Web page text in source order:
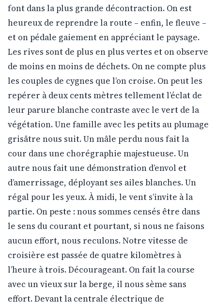
font dans la plus grande décontraction. On est
heureux de reprendre la route – enfin, le fleuve –
et on pédale gaiement en appréciant le paysage.
Les rives sont de plus en plus vertes et on observe
de moins en moins de déchets. On ne compte plus
les couples de cygnes que l’on croise. On peut les
repérer à deux cents mètres tellement l’éclat de
leur parure blanche contraste avec le vert de la
végétation. Une famille avec les petits au plumage
grisâtre nous suit. Un mâle perdu nous fait la
cour dans une chorégraphie majestueuse. Un
autre nous fait une démonstration d’envol et
d’amerrissage, déployant ses ailes blanches. Un
régal pour les yeux. À midi, le vent s’invite à la
partie. On peste : nous sommes censés être dans
le sens du courant et pourtant, si nous ne faisons
aucun effort, nous reculons. Notre vitesse de
croisière est passée de quatre kilomètres à
l’heure à trois. Décourageant. On fait la course
avec un vieux sur la berge, il nous sème sans
effort. Devant la centrale électrique de